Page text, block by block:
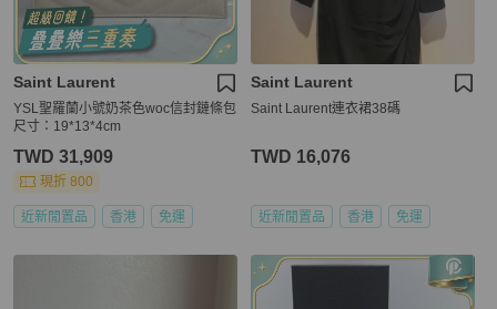
Saint Laurent
YSL聖羅蘭小號奶茶色woc信封鏈條包
尺寸：19*13*4cm
TWD 31,909
現折 800
近新閒置品 香港 免運
Saint Laurent
Saint Laurent連衣裙38碼
TWD 16,076
近新閒置品 香港 免運